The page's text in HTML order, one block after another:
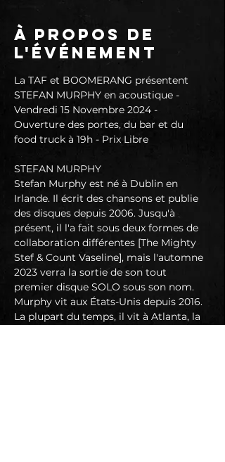
À propos de
l'événement
La TAF et BOOMERANG présentent
STEFAN MURPHY en acoustique -
Vendredi 15 Novembre 2024 -
Ouverture des portes, du bar et du
food truck à 19h - Prix Libre
STEFAN MURPHY
Stefan Murphy est né à Dublin en
Irlande. Il écrit des chansons et publie
des disques depuis 2006. Jusqu'à
présent, il l'a fait sous deux formes de
collaboration différentes [The Mighty
Stef & Count Vaseline], mais l'automne
2023 verra la sortie de son tout
premier disque SOLO sous son nom.
Murphy vit aux États-Unis depuis 2016.
La plupart du temps, il vit à Atlanta, la